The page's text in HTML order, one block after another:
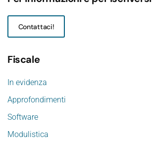
Contattaci!
Fiscale
In evidenza
Approfondimenti
Software
Modulistica